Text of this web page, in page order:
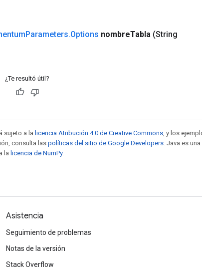
Parameters.Options nombreTabla (String
¿Te resultó útil?
sujeto a la licencia Atribución 4.0 de Creative Commons , y los
consulta las políticas del sitio de Google Developers . Java es
la licencia de NumPy.
Asistencia
Seguimiento de problemas
Notas de la versión
Stack Overflow